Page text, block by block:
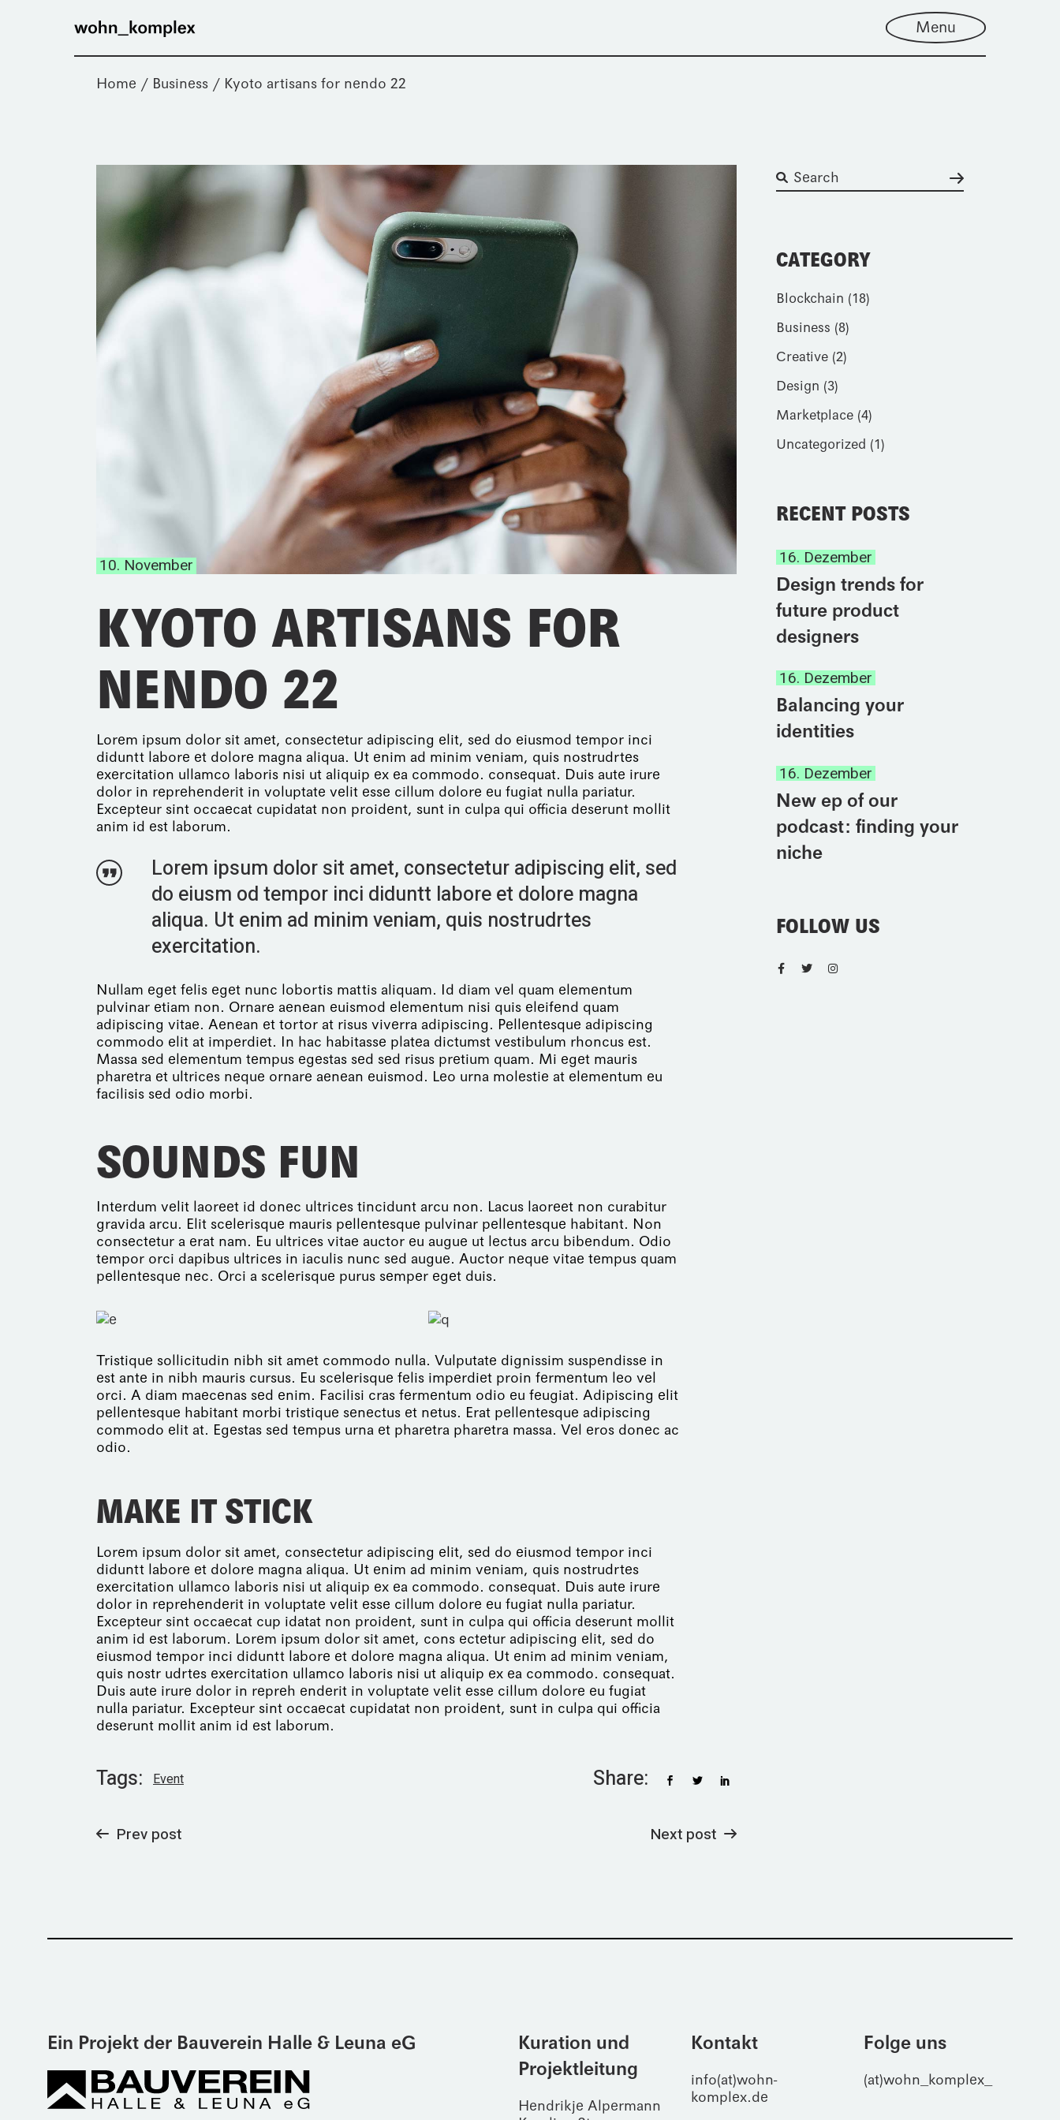
Menu
Home Business Kyoto artisans for nendo 22
10. November
KYOTO ARTISANS FOR
NENDO 22
Lorem ipsum dolor sit amet, consectetur adipiscing elit, sed do eiusmod tempor inci
diduntt labore et dolore magna aliqua. Ut enim ad minim veniam, quis nostrudrtes
exercitation ullamco laboris nisi ut aliquip ex ea commodo. consequat. Duis aute irure
dolor in reprehenderit in voluptate velit esse cillum dolore eu fugiat nulla pariatur.
Excepteur sint occaecat cupidatat non proident, sunt in culpa qui officia deserunt mollit
anim id est laborum.
Lorem ipsum dolor sit amet, consectetur adipiscing elit, sed
do eiusm od tempor inci diduntt labore et dolore magna
aliqua. Ut enim ad minim veniam, quis nostrudrtes
exercitation.
Nullam eget felis eget nunc lobortis mattis aliquam. Id diam vel quam elementum
pulvinar etiam non. Ornare aenean euismod elementum nisi quis eleifend quam
adipiscing vitae. Aenean et tortor at risus viverra adipiscing. Pellentesque adipiscing
commodo elit at imperdiet. In hac habitasse platea dictumst vestibulum rhoncus est.
Massa sed elementum tempus egestas sed sed risus pretium quam. Mi eget mauris
pharetra et ultrices neque ornare aenean euismod. Leo urna molestie at elementum eu
facilisis sed odio morbi.
SOUNDS FUN
Interdum velit laoreet id donec ultrices tincidunt arcu non. Lacus laoreet non curabitur
gravida arcu. Elit scelerisque mauris pellentesque pulvinar pellentesque habitant. Non
consectetur a erat nam. Eu ultrices vitae auctor eu augue ut lectus arcu bibendum. Odio
tempor orci dapibus ultrices in iaculis nunc sed augue. Auctor neque vitae tempus quam
pellentesque nec. Orci a scelerisque purus semper eget duis.
Tristique sollicitudin nibh sit amet commodo nulla. Vulputate dignissim suspendisse in
est ante in nibh mauris cursus. Eu scelerisque felis imperdiet proin fermentum leo vel
orci. A diam maecenas sed enim. Facilisi cras fermentum odio eu feugiat. Adipiscing elit
pellentesque habitant morbi tristique senectus et netus. Erat pellentesque adipiscing
commodo elit at. Egestas sed tempus urna et pharetra pharetra massa. Vel eros donec ac
odio.
MAKE IT STICK
Lorem ipsum dolor sit amet, consectetur adipiscing elit, sed do eiusmod tempor inci
diduntt labore et dolore magna aliqua. Ut enim ad minim veniam, quis nostrudrtes
exercitation ullamco laboris nisi ut aliquip ex ea commodo. consequat. Duis aute irure
dolor in reprehenderit in voluptate velit esse cillum dolore eu fugiat nulla pariatur.
Excepteur sint occaecat cup idatat non proident, sunt in culpa qui officia deserunt mollit
anim id est laborum. Lorem ipsum dolor sit amet, cons ectetur adipiscing elit, sed do
eiusmod tempor inci diduntt labore et dolore magna aliqua. Ut enim ad minim veniam,
quis nostr udrtes exercitation ullamco laboris nisi ut aliquip ex ea commodo. consequat.
Duis aute irure dolor in repreh enderit in voluptate velit esse cillum dolore eu fugiat
nulla pariatur. Excepteur sint occaecat cupidatat non proident, sunt in culpa qui officia
deserunt mollit anim id est laborum.
Tags: Event Share:
Prev post Next post
CATEGORY
Blockchain (18)
Business (8)
Creative (2)
Design (3)
Marketplace (4)
Uncategorized (1)
RECENT POSTS
16. Dezember
Design trends for
future product
designers
16. Dezember
Balancing your
identities
16. Dezember
New ep of our
podcast: finding your
niche
FOLLOW US
Ein Projekt der Bauverein Halle & Leuna eG
Kuration und
Projektleitung
Hendrikje Alpermann
Kontakt
info(at)wohn-
komplex.de
Folge uns
(at)wohn_komplex_